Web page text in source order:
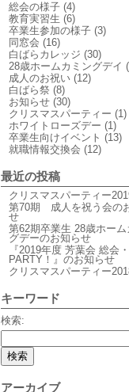
総会の様子 (4)
教育実習生 (6)
卒業生参加の様子 (3)
同窓会 (16)
白ばらカレッジ (30)
28歳ホームカミングデイ
成人のお祝い (12)
白ばら祭 (8)
お知らせ (30)
クリスマスパーティー (1)
ホワイトローズデー (1)
卒業生向けイベント (13)
就職情報交換会 (12)
最近の投稿
クリスマスパーティー
第70期 成人を祝う会の
せ
第62期卒業生 28歳ホーム
グデーのお知らせ
『2019年度 芳葉会 総会
PARTY！』のお知らせ
クリスマスパーティー
キーワード
検索:
アーカイブ